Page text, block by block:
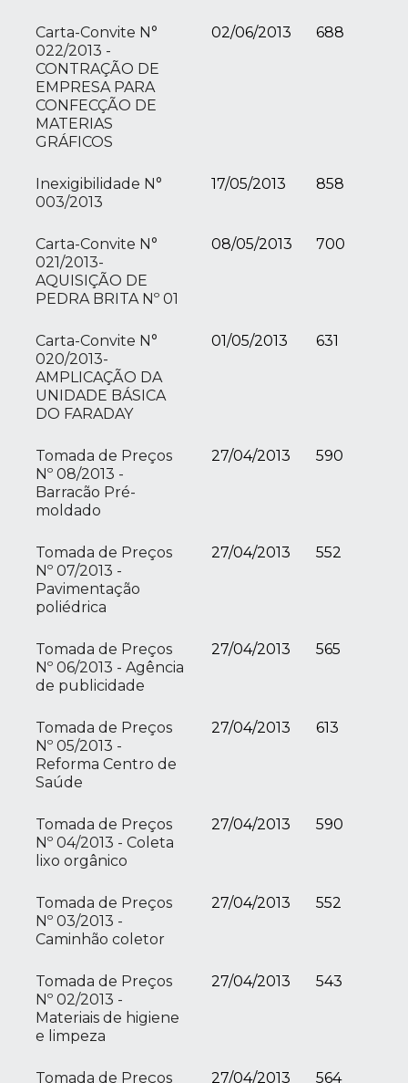
Carta-Convite N°
022/2013 -
CONTRAÇÃO DE
EMPRESA PARA
CONFECÇÃO DE
MATERIAS
GRÁFICOS
02/06/2013 688
Inexigibilidade N°
003/2013
17/05/2013 858
Carta-Convite N°
021/2013-
AQUISIÇÃO DE
PEDRA BRITA Nº 01
08/05/2013 700
Carta-Convite N°
020/2013-
AMPLICAÇÃO DA
UNIDADE BÁSICA
DO FARADAY
01/05/2013 631
Tomada de Preços
Nº 08/2013 -
Barracão Pré-
moldado
27/04/2013 590
Tomada de Preços
Nº 07/2013 -
Pavimentação
poliédrica
27/04/2013 552
Tomada de Preços
Nº 06/2013 - Agência
de publicidade
27/04/2013 565
Tomada de Preços
Nº 05/2013 -
Reforma Centro de
Saúde
27/04/2013 613
Tomada de Preços
Nº 04/2013 - Coleta
lixo orgânico
27/04/2013 590
Tomada de Preços
Nº 03/2013 -
Caminhão coletor
27/04/2013 552
Tomada de Preços
Nº 02/2013 -
Materiais de higiene
e limpeza
27/04/2013 543
Tomada de Preços 27/04/2013 564